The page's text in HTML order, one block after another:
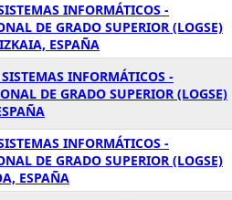
INFORMÁTICOS -
DE GRADO SUPERIOR (LOGSE)
ESPAÑA
INFORMÁTICOS -
DE GRADO SUPERIOR (LOGSE)
INFORMÁTICOS -
DE GRADO SUPERIOR (LOGSE)
ESPAÑA